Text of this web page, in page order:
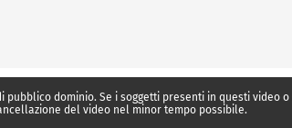
dominio. Se i soggetti presenti in questi
del video nel minor tempo possibile.